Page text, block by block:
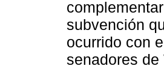
subvención
ocurrido con
senadores